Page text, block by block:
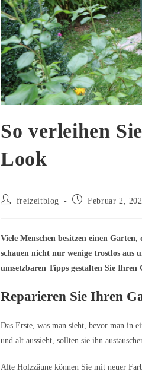
So verleihen
Look
Beitrags-freizeitblog
BeitragFebruar 2,
Viele Menschen besitzen einen
schauen nicht nur wenige trostlos aus
umsetzbaren Tipps gestalten Sie
Reparieren Sie Ihren
Das Erste, was man sieht, bevor man in
und alt aussieht, sollten sie ihn
Alte Holzzäune können Sie mit neuer